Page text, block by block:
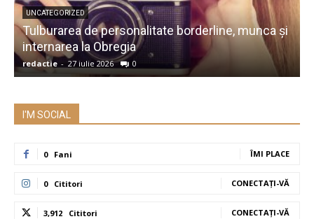
UNCATEGORIZED
Tulburarea de personalitate borderline, munca și
internarea la Obregia
redactie - 27 iulie 2026 0
I'M SOCIAL
0 Fani ÎMI PLACE
0 Cititori CONECTAȚI-VĂ
3,912 Cititori CONECTAȚI-VĂ